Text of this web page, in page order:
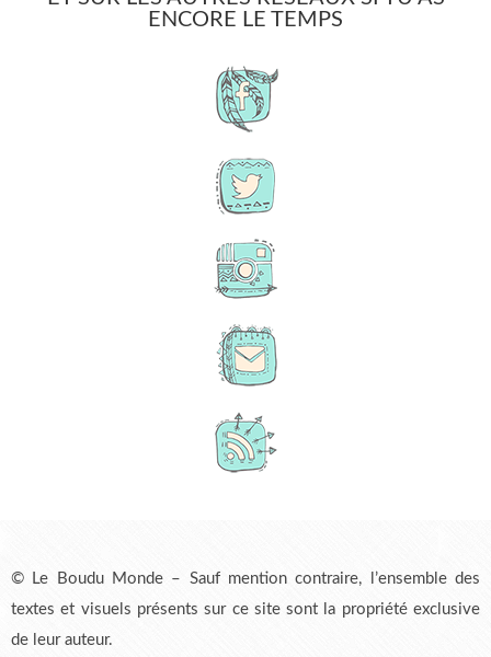
ENCORE LE TEMPS
© Le Boudu Monde – Sauf mention contraire, l’ensemble des
textes et visuels présents sur ce site sont la propriété exclusive
de leur auteur.